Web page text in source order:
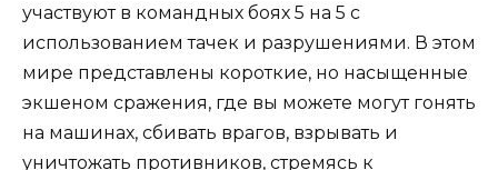
участвуют в командных боях 5 на 5 с
использованием тачек и разрушениями. В этом
мире представлены короткие, но насыщенные
экшеном сражения, где вы можете могут гонять
на машинах, сбивать врагов, взрывать и
уничтожать противников, стремясь к